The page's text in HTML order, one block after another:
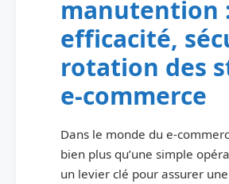
manutention
efficacité,
rotation des
e‑commerce
Dans le monde du
bien plus qu’une simple
un levier clé pour assurer